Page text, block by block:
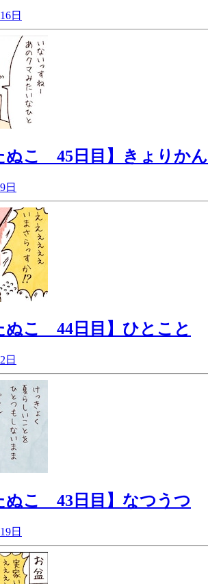
日
ぬこ 45日目】きょりかん
日
ぬこ 44日目】ひとこと
日
ぬこ 43日目】なつうつ
日